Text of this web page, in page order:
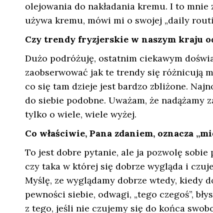
olejowania do nakładania kremu. I to mnie
używa kremu, mówi mi o swojej „daily
Czy trendy fryzjerskie w naszym kraju
Dużo podróżuję, ostatnim ciekawym
zaobserwować jak te trendy się różnicują
co się tam dzieje jest bardzo zbliżone.
do siebie podobne. Uważam, że
tylko o wiele, wiele wyżej.
Co właściwie, Pana zdaniem, oznacza
To jest dobre pytanie, ale ja pozwolę
czy taka w której się dobrze wygląda i
Myślę, ze wyglądamy dobrze wtedy, kiedy
pewności siebie, odwagi, „tego czegoś”,
z tego, jeśli nie czujemy się do końca